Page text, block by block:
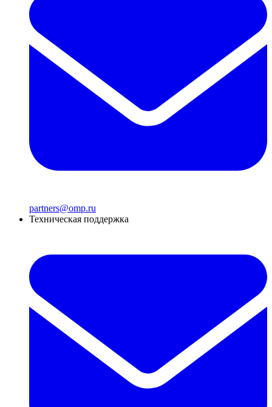
partners@omp.ru
Техническая поддержка